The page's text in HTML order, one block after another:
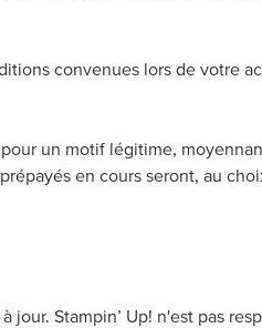
convenues lors de votre
un motif légitime,
en cours seront, au
Stampin’ Up! n'est pas